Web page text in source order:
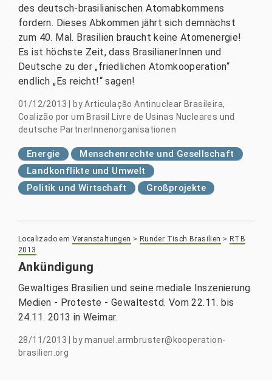
des deutsch-brasilianischen Atomabkommens
fordern. Dieses Abkommen jährt sich demnächst
zum 40. Mal. Brasilien braucht keine Atomenergie!
Es ist höchste Zeit, dass BrasilianerInnen und
Deutsche zu der „friedlichen Atomkooperation“
endlich „Es reicht!“ sagen!
01/12/2013 byArticulação Antinuclear Brasileira,
Coalizão por um Brasil Livre de Usinas Nucleares und
deutsche PartnerInnenorganisationen
Energie
Menschenrechte und Gesellschaft
Landkonflikte und Umwelt
Politik und Wirtschaft
Großprojekte
Localizado em Veranstaltungen > Runder Tisch Brasilien > RTB
2013
Ankündigung
Gewaltiges Brasilien und seine mediale Inszenierung.
Medien - Proteste - Gewaltestd. Vom 22.11. bis
24.11. 2013 in Weimar.
28/11/2013 bymanuel.armbruster@kooperation-
brasilien.org